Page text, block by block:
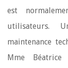
est
utilisateurs.
maintenance
Mme